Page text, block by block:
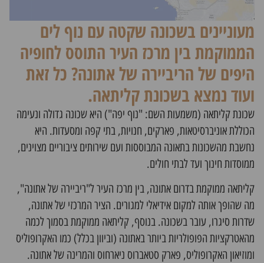
מעוניינים בשכונה שקטה עם נוף לים
הממוקמת בין מרכז העיר התוסס לחופיה
היפים של הריביירה של אתונה? כל זאת
ועוד נמצא בשכונת קליתאה.
שכונת קליתאה (משמעות השם: "נוף יפה") היא שכונה גדולה ונעימה
הכוללת אוניברסיטאות, פארקים, חנויות, בתי קפה ומסעדות. היא
נחשבת מהשכונות בתאונה המבוססות ועם שירותים ציבוריים מצוינים,
ממוסדות חינוך ועד לבתי חולים.
קליתאה ממוקמת בדרום אתונה, בין מרכז העיר ל"ריביירה של אתונה",
מה שהופך אותה למקום אידיאלי למגורים. הציר המרכזי של אתונה,
שדרות סיגרו, עובר בשכונה. בנוסף, קליתאה ממוקמת בסמוך לכמה
מהאטרקציות הפופולריות ביותר באתונה (וביוון בכלל) כמו האקרופוליס
ומוזיאון האקרופוליס, פארק סטאברוס ניארחוס והמרינה של אתונה.